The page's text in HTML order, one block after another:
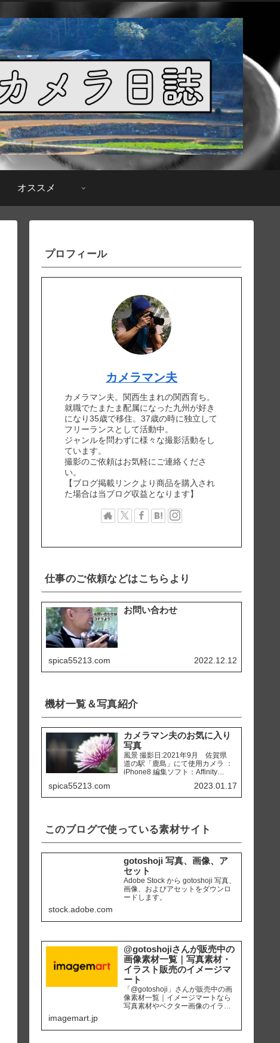
オススメ
プロフィール
カメラマン夫
カメラマン夫。関西生まれの関西育ち。
就職でたまたま配属になった九州が好き
になり35歳で移住。37歳の時に独立して
フリーランスとして活動中。
ジャンルを問わずに様々な撮影活動をし
ています。
撮影のご依頼はお気軽にご連絡くださ
い。
【ブログ掲載リンクより商品を購入され
た場合は当ブログ収益となります】
仕事のご依頼などはこちらより
お問い合わせ
spica55213.com 2022.12.12
機材一覧＆写真紹介
カメラマン夫のお気に入り
写真
風景 撮影日:2021年9月 佐賀県
道の駅「鹿島」にて使用カメラ ：
iPhone8 編集ソフト：Affinity
天草市 「ホテルアレグリアガー
デンズ天草」にて使用カメラ ：
spica55213.com 2023.01.17
このブログで使っている素材サイト
gotoshoji 写真、画像、ア
セット
Adobe Stock から gotoshoji 写真、
画像、およびアセットをダウンロ
ードします。
stock.adobe.com
@gotoshojiさんが販売中の
画像素材一覧｜写真素材・
イラスト販売のイメージマ
ート
「@gotoshoji」さんが販売中の画
像素材一覧｜イメージマートなら
写真素材やベクター画像のイラス
購入可能です。個人、商用を問わ
imagemart.jp